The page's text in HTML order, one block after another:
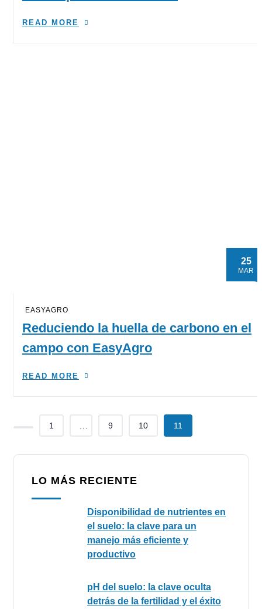
READ MORE
25
MAR
EASYAGRO
Reduciendo la huella de carbono en el
campo con EasyAgro
READ MORE
1 9 10 11
LO MÁS RECIENTE
Disponibilidad de nutrientes en
el suelo: la clave para un
manejo más eficiente y
productivo
pH del suelo: la clave oculta
detrás de la fertilidad y el éxito